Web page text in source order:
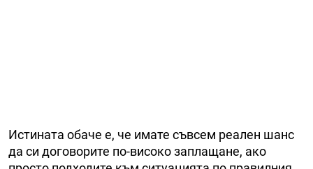
Истината обаче е, че имате съвсем реален шанс
да си договорите по-високо заплащане, ако